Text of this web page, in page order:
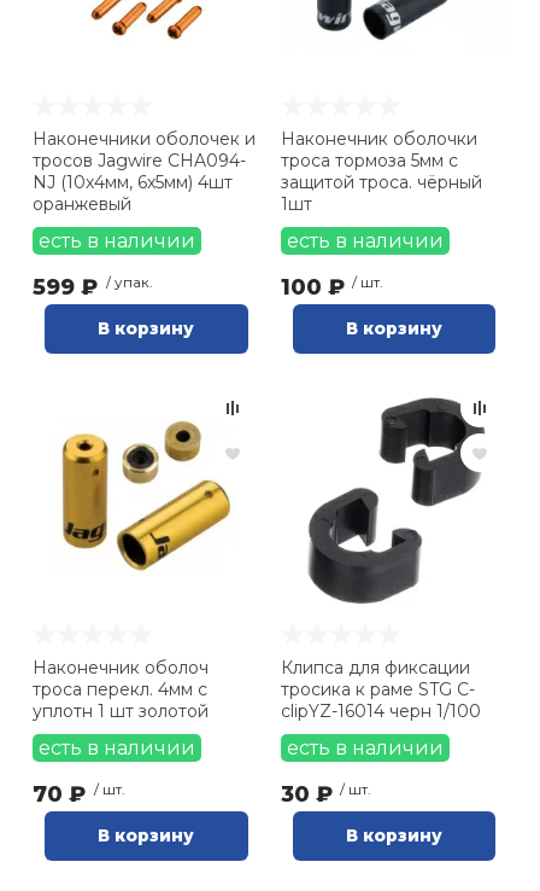
Наконечники оболочек и
тросов Jagwire CHA094-
NJ (10х4мм, 6х5мм) 4шт
оранжевый
есть в наличии
599 ₽ / упак.
В корзину
Наконечник оболочки
троса тормоза 5мм с
защитой троса. чёрный
1шт
есть в наличии
100 ₽ / шт.
В корзину
Наконечник оболоч
троса перекл. 4мм с
уплотн 1 шт золотой
есть в наличии
70 ₽ / шт.
В корзину
Клипса для фиксации
тросика к раме STG C-
clipYZ-16014 черн 1/100
есть в наличии
30 ₽ / шт.
В корзину